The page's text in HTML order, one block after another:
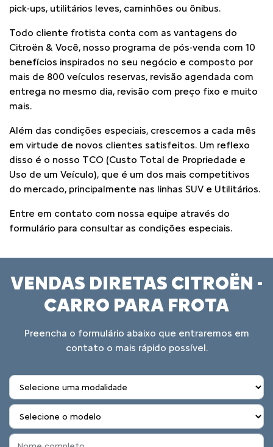
pick-ups, utilitários leves, caminhões ou ônibus.
Todo cliente frotista conta com as vantagens do
Citroën & Você, nosso programa de pós-venda com 10
benefícios inspirados no seu negócio e composto por
mais de 800 veículos reservas, revisão agendada com
entrega no mesmo dia, revisão com preço fixo e muito
mais.
Além das condições especiais, crescemos a cada mês
em virtude de novos clientes satisfeitos. Um reflexo
disso é o nosso TCO (Custo Total de Propriedade e
Uso de um Veículo), que é um dos mais competitivos
do mercado, principalmente nas linhas SUV e Utilitários.
Entre em contato com nossa equipe através do
formulário para consultar as condições especiais.
VENDAS DIRETAS CITROËN -
CARRO PARA FROTA
Preencha o formulário abaixo que entraremos em
contato o mais rápido possível.